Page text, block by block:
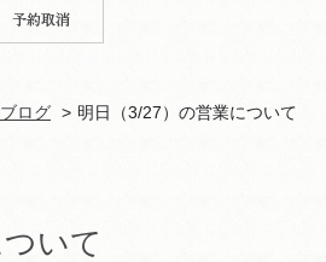
ログ 明日（3/27）の営業について
いて